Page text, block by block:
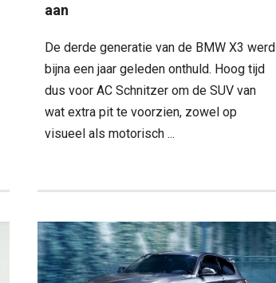
aan
De derde generatie van de BMW X3 werd
bijna een jaar geleden onthuld. Hoog tijd
dus voor AC Schnitzer om de SUV van
wat extra pit te voorzien, zowel op
visueel als motorisch ...